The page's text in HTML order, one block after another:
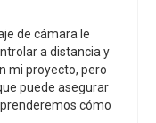
de cámara le
a distancia y
mi proyecto, pero
puede asegurar
cómo